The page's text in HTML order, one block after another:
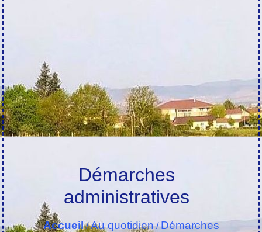
Démarches
administratives
Accueil/Au quotidien/Démarches